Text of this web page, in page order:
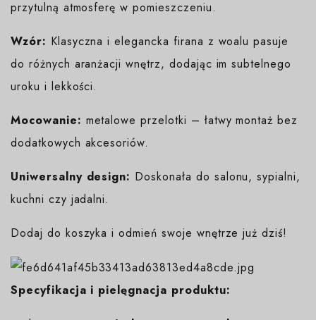
przytulną atmosferę w pomieszczeniu.
Wzór: Klasyczna i elegancka firana z woalu pasuje
do różnych aranżacji wnętrz, dodając im subtelnego
uroku i lekkości.
Mocowanie: metalowe przelotki – łatwy montaż bez
dodatkowych akcesoriów.
Uniwersalny design: Doskonała do salonu, sypialni,
kuchni czy jadalni.
Dodaj do koszyka i odmień swoje wnętrze już dziś!
Specyfikacja i pielęgnacja produktu: